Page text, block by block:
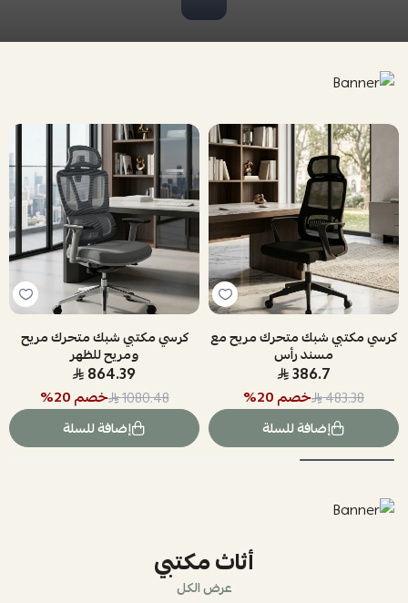
كرسي مكتبي شبك متحرك مريح مع
مسند رأس
386.7
483.38 خصم20
%
إضافة للسلة
كرسي مكتبي شبك متحرك مريح
ومريح للظهر
864.39
1080.48 خصم20
%
إضافة للسلة
أثاث مكتبي
عرض الكل